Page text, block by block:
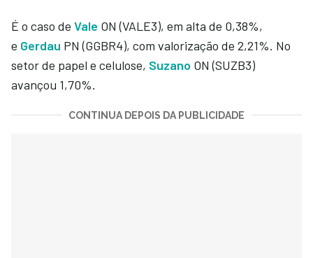
É o caso de Vale ON (VALE3), em alta de 0,38%,
e Gerdau PN (GGBR4), com valorização de 2,21%. No
setor de papel e celulose, Suzano ON (SUZB3)
avançou 1,70%.
CONTINUA DEPOIS DA PUBLICIDADE